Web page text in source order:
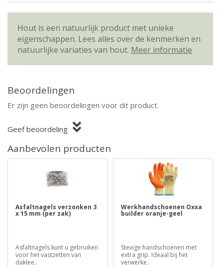
Hout is een natuurlijk product met unieke
eigenschappen. Lees alles over de kenmerken en
natuurlijke variaties van hout. Meer informatie
Beoordelingen
Er zijn geen beoordelingen voor dit product.
Geef beoordeling
Aanbevolen producten
Asfaltnagels verzonken 3
x 15 mm (per zak)
Asfaltnagels kunt u gebruiken
voor het vastzetten van
daklee..
Werkhandschoenen Oxxa
builder oranje-geel
Stevige handschoenen met
extra grip. Ideaal bij het
verwerke..